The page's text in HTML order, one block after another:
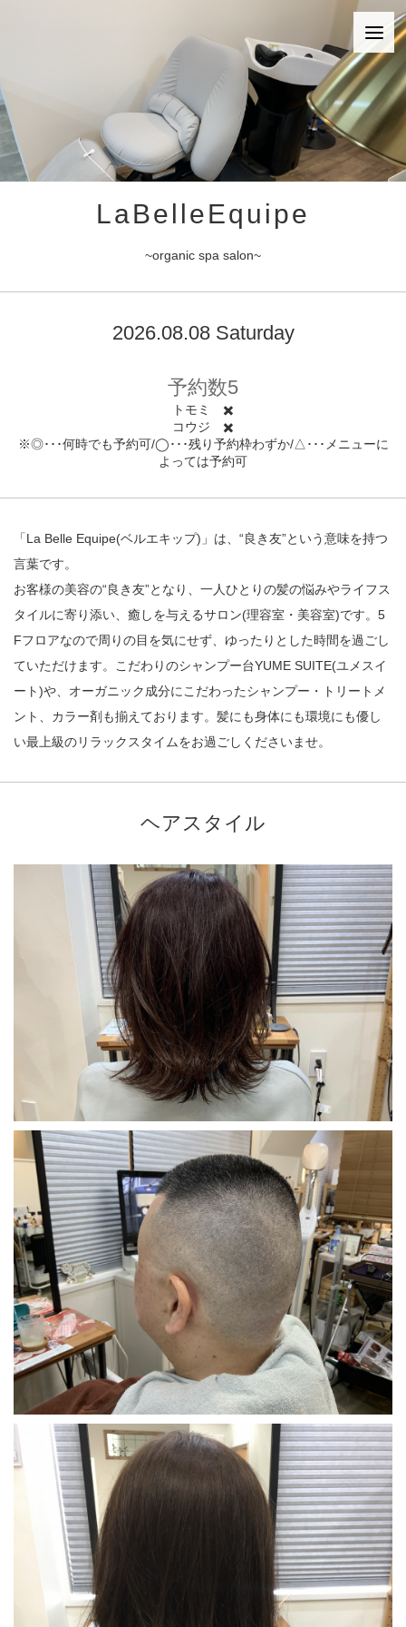
LaBelleEquipe
~organic spa salon~
2026.08.08 Saturday
予約数5
トモミ ✖️
コウジ ✖️
※◎･･･何時でも予約可/◯･･･残り予約枠わずか/△･･･メニューに
よっては予約可
「La Belle Equipe(ベルエキップ)」は、“良き友”という意味を持つ
言葉です。
お客様の美容の“良き友”となり、一人ひとりの髪の悩みやライフス
タイルに寄り添い、癒しを与えるサロン(理容室・美容室)です。5
Fフロアなので周りの目を気にせず、ゆったりとした時間を過ごし
ていただけます。こだわりのシャンプー台YUME SUITE(ユメスイ
ート)や、オーガニック成分にこだわったシャンプー・トリートメ
ント、カラー剤も揃えております。髪にも身体にも環境にも優し
い最上級のリラックスタイムをお過ごしくださいませ。
ヘアスタイル